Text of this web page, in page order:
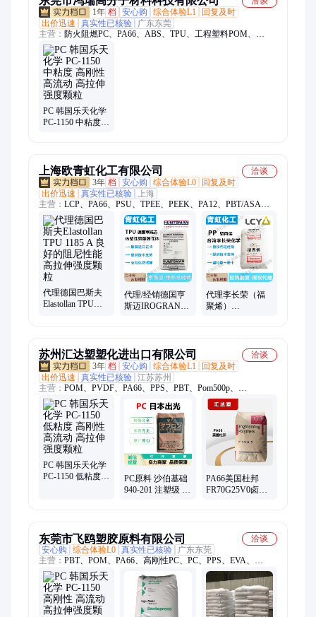
1年 档 安心购 综合体验L1
回复及时
出价迅速
真实性已核验
广东东莞
主营： 防火阻燃PC、PA66、ABS、TPU、工程塑料POM、
PBT、PP、HDPE、工程塑料
PC 韩国乐天化学
PC-1150 中粘度
上海欧青虹化工有限公司
洽谈
3年 档 安心购 综合体验L0
回复及时
出价迅速
真实性已核验
上海
主营： LCP、PA66、PSU、TPEE、PEEK、PA12、PBT/ASA、
PPSU、PPS、PC、PC/ABS、ABS、润滑脂、PTFE、特富龙
代理德国巴斯夫
Elastollan TPU
代理/经销德国亨
斯迈IROGRAN
代理李长荣（福
聚烯）
苏州汇达塑塑化进出口有限公司
洽谈
3年 档 安心购 综合体验L1
回复及时
出价迅速
真实性已核验 江苏苏州
主营： POM、PVDF、PA66、PPS、PBT、Pom500p、
Pom100p、Pom900p、F20-03、M90-44、Ppsu、PPA、POE、
PA9T、日本旭化成pom、日本宝理pom、德国巴斯夫pa66、美国
杜邦pom、共聚甲醛赛钢、PCTG、PC材料、PC ABS材料、
ABS、PA6材料
PC 韩国乐天化学
PC-1150 低粘度
PC原料 沙伯基础
940-201 注塑级 卤
PA66美国杜邦
FR70G25V0卤素
东莞市飞鸥塑胶原料有限公司
洽谈
安心购
综合体验L0 真实性已核验
广东东莞
主营： PBT、POM、PA66、高刚性PC、PC、PPS、EVA、
PPO、COC、塑胶原料